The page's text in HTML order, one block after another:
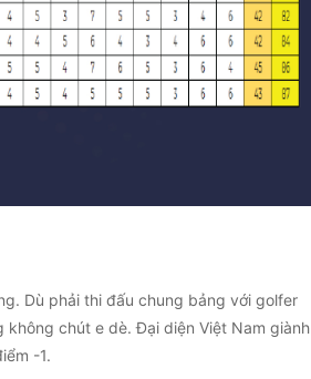
Dù phải thi đấu chung bảng với golfer
không chút e dè. Đại diện Việt Nam giành
-1.